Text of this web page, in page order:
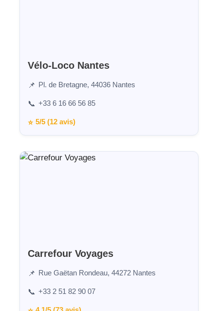
Vélo-Loco Nantes
📌 Pl. de Bretagne, 44036 Nantes
📞 +33 6 16 66 56 85
⭐ 5/5 (12 avis)
Carrefour Voyages
📌 Rue Gaëtan Rondeau, 44272 Nantes
📞 +33 2 51 82 90 07